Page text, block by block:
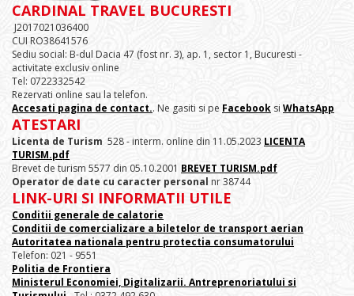
CARDINAL TRAVEL BUCURESTI
J2017021036400
CUI RO38641576
Sediu social: B-dul Dacia 47 (fost nr. 3), ap. 1, sector 1, Bucuresti -
activitate exclusiv online
Tel: 0722332542
Rezervati online sau la telefon.
Accesati pagina de contact.. Ne gasiti si pe Facebook si WhatsApp
ATESTARI
Licenta de Turism 528 - interm. online din 11.05.2023 LICENTA
TURISM.pdf
Brevet de turism 5577 din 05.10.2001 BREVET TURISM.pdf
Operator de date cu caracter personal nr 38744
LINK-URI SI INFORMATII UTILE
Conditii generale de calatorie
Conditii de comercializare a biletelor de transport aerian
Autoritatea nationala pentru protectia consumatorului
Telefon: 021 - 9551
Politia de Frontiera
Ministerul Economiei, Digitalizarii. Antreprenoriatului si